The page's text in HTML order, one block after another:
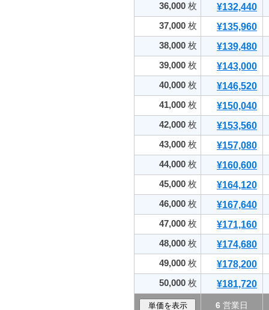
36,000 枚
¥132,440
37,000 枚
¥135,960
38,000 枚
¥139,480
39,000 枚
¥143,000
40,000 枚
¥146,520
41,000 枚
¥150,040
42,000 枚
¥153,560
43,000 枚
¥157,080
44,000 枚
¥160,600
45,000 枚
¥164,120
46,000 枚
¥167,640
47,000 枚
¥171,160
48,000 枚
¥174,680
49,000 枚
¥178,200
50,000 枚 ¥181,720
6 営業日